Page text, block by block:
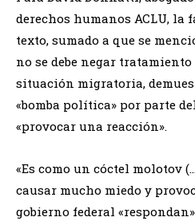
derechos humanos ACLU, la
texto, sumado a que se
no se debe negar
situación migratoria,
«bomba política» por parte
«provocar una reacción».
«Es como un cóctel molotov
causar mucho miedo y
gobierno federal